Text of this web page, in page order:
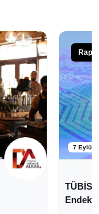
Rapor
7 Eylül